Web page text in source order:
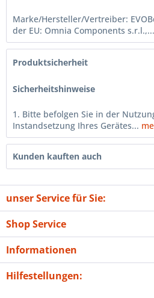
Marke/Hersteller/Vertreiber:
der EU: Omnia Components s.r.l.,...
Produktsicherheit
Sicherheitshinweise
1. Bitte befolgen Sie in der
Instandsetzung Ihres Gerätes...
Kunden kauften auch
unser Service für Sie:
Shop Service
Informationen
Hilfestellungen: